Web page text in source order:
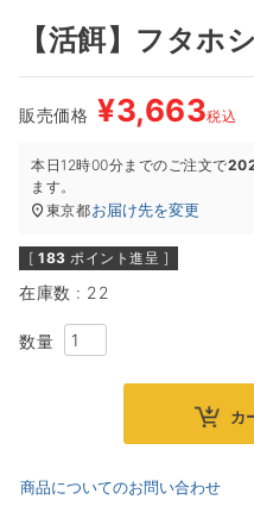
【活餌】フタホ
販売価格 ¥3,663税込
本日 12時00分までのご注文で
ます。
東京都お届け先を変更
[ 183 ポイント進呈 ]
在庫数 22
カ
商品についてのお問い合わせ